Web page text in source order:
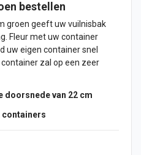
bestellen
groen geeft uw vuilnisbak
Fleur met uw container
uw eigen container snel
zal op een zeer
doorsnede van 22 cm
containers